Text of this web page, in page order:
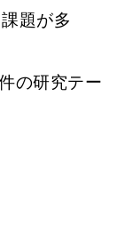
題が多
の研究テー